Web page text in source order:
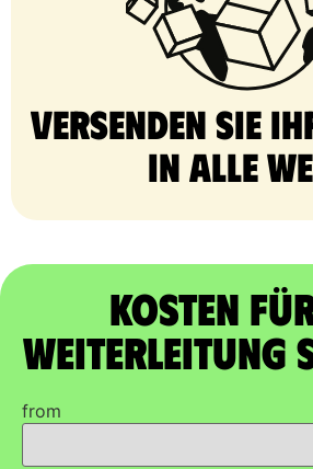
Versenden Sie
in alle
Kosten
Weiterleitung
from